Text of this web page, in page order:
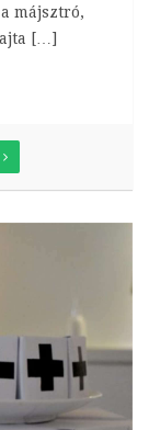
májsztró,
[…]